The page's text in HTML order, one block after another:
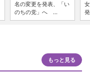
名の変更を発表、「い
のちの党」へ ...
もっと見る